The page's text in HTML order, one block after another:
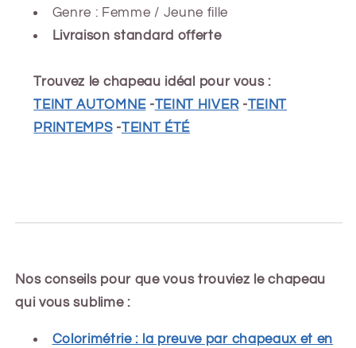
Genre : Femme / Jeune fille
Livraison standard offerte
Trouvez le chapeau idéal pour vous :
TEINT AUTOMNE-TEINT HIVER-TEINT
PRINTEMPS-TEINT ÉTÉ
Nos conseils pour que vous trouviez le chapeau
qui vous sublime :
Colorimétrie : la preuve par chapeaux et en